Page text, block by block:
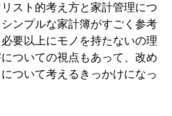
スト的考え方と家計管理につ
ンプルな家計簿がすごく参考
要以上にモノを持たないの理
ついての視点もあって、改め
ついて考えるきっかけになっ